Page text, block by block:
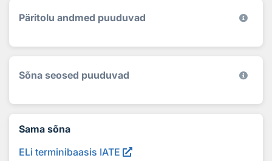
Päritolu andmed puuduvad
Sõna seosed puuduvad
Sama sõna
ELi terminibaasis IATE